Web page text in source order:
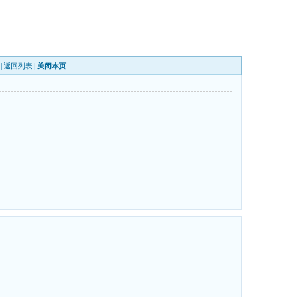
返回列表 关闭本页